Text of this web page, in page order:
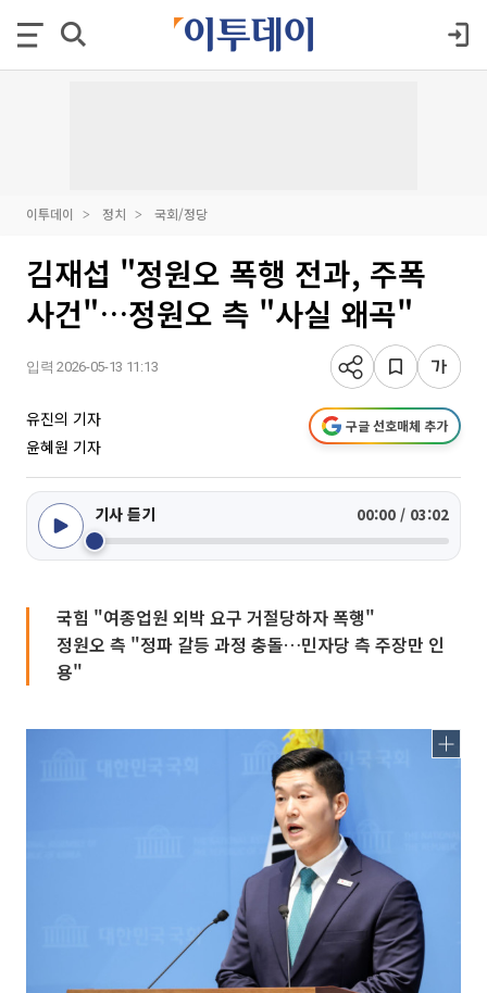
이투데이 정치 국회/정당
김재섭 "정원오 폭행 전과, 주폭
사건"…정원오 측 "사실 왜곡"
입력 2026-05-13 11:13
유진의 기자
윤혜원 기자
구글 선호매체 추가
기사 듣기 00:00 / 03:02
국힘 "여종업원 외박 요구 거절당하자 폭행"
정원오 측 "정파 갈등 과정 충돌…민자당 측 주장만 인
용"